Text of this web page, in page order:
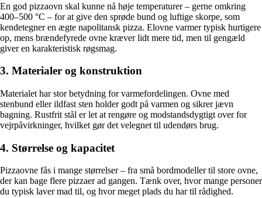
En god pizzaovn skal kunne nå høje temperaturer – gerne omkring
400–500 °C – for at give den sprøde bund og luftige skorpe, som
kendetegner en ægte napolitansk pizza. Elovne varmer typisk hurtigere
op, mens brændefyrede ovne kræver lidt mere tid, men til gengæld
giver en karakteristisk røgsmag.
3. Materialer og konstruktion
Materialet har stor betydning for varmefordelingen. Ovne med
stenbund eller ildfast sten holder godt på varmen og sikrer jævn
bagning. Rustfrit stål er let at rengøre og modstandsdygtigt over for
vejrpåvirkninger, hvilket gør det velegnet til udendørs brug.
4. Størrelse og kapacitet
Pizzaovne fås i mange størrelser – fra små bordmodeller til store ovne,
der kan bage flere pizzaer ad gangen. Tænk over, hvor mange personer
du typisk laver mad til, og hvor meget plads du har til rådighed.